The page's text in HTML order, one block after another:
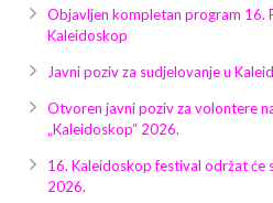
Galerija 2019
Galerija 2023
Galerija 2024
Objavljen kompletan program 16.
Kaleidoskop
Javni poziv za sudjelovanje u
Otvoren javni poziv za volontere
„Kaleidoskop“ 2026.
16. Kaleidoskop festival održat će
2026.